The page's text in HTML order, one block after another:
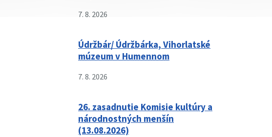
7. 8. 2026
Údržbár/ Údržbárka, Vihorlatské
múzeum v Humennom
7. 8. 2026
26. zasadnutie Komisie kultúry a
národnostných menšín
(13.08.2026)